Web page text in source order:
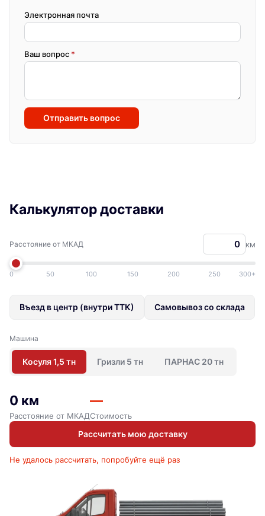
Электронная почта
Ваш вопрос *
Отправить вопрос
Калькулятор доставки
Расстояние от МКАД км
0 50 100 150 200 250 300+
Въезд в центр (внутри ТТК) Самовывоз со склада
Машина
Косуля 1,5 тн Гризли 5 тн ПАРНАС 20 тн
0 км
Расстояние от МКАД
—
Стоимость
Рассчитать мою доставку
Не удалось рассчитать, попробуйте ещё раз